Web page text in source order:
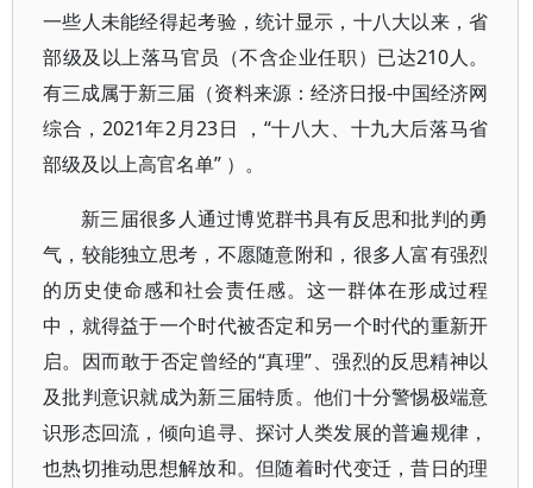
一些人未能经得起考验，统计显示，十八大以来，省
部级及以上落马官员（不含企业任职）已达210人。
有三成属于新三届（资料来源：经济日报-中国经济网
综合，2021年2月23日 ，“十八大、十九大后落马省
部级及以上高官名单” ）。
新三届很多人通过博览群书具有反思和批判的勇
气，较能独立思考，不愿随意附和，很多人富有强烈
的历史使命感和社会责任感。这一群体在形成过程
中，就得益于一个时代被否定和另一个时代的重新开
启。因而敢于否定曾经的“真理”、强烈的反思精神以
及批判意识就成为新三届特质。他们十分警惕极端意
识形态回流，倾向追寻、探讨人类发展的普遍规律，
也热切推动思想解放和。但随着时代变迁，昔日的理